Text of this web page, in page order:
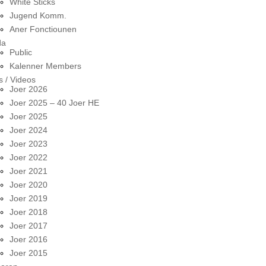
White Sticks
Jugend Komm.
Aner Fonctiounen
Public
Kalenner Members
/ Videos
Joer 2026
Joer 2025 – 40 Joer HE
Joer 2025
Joer 2024
Joer 2023
Joer 2022
Joer 2021
Joer 2020
Joer 2019
Joer 2018
Joer 2017
Joer 2016
Joer 2015